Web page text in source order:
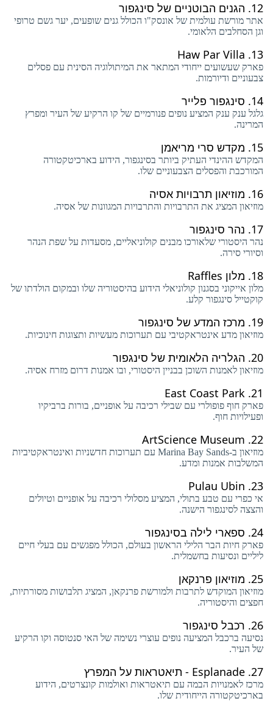
12. הגנים הבוטניים של סינגפור
אתר מורשת עולמית של אונסק"ו הכולל גנים שופעים, יער גשם טרופי
וגן הסחלבים הלאומי.
13.
Haw Par Villa
פארק שעשועים ייחודי המתאר את המיתולוגיה הסינית עם פסלים
צבעוניים ודיורמות.
14. סינגפור פלייר
גלגל ענק ענק המציע נופים פנורמיים של קו הרקיע של העיר ומפרץ
המרינה.
15. מקדש סרי מריאמן
המקדש ההינדי העתיק ביותר בסינגפור, הידוע בארכיטקטורה
המורכבת והפסלים הצבעוניים שלו.
16. מוזיאון תרבויות אסיה
מוזיאון המציג את התרבויות והתרבויות המגוונות של אסיה.
17. נהר סינגפור
נהר היסטורי שלאורכו מבנים קולוניאליים, מסעדות על שפת הנהר
וסיורי סירה.
18. מלון Raffles
מלון אייקוני בסגנון קולוניאלי הידוע בהיסטוריה שלו ובמקום הולדתו של
קוקטייל סינגפור קלע.
19. מרכז המדע של סינגפור
מוזיאון מדע אינטראקטיבי עם תערוכות מעשיות ותצוגות חינוכיות.
20. הגלריה הלאומית של סינגפור
מוזיאון לאמנות השוכן בבניין היסטורי, ובו אמנות דרום מזרח אסיה.
21.
East Coast Park
פארק חוף פופולרי עם שבילי רכיבה על אופניים, בורות ברביקיו
ופעילויות חוף.
22.
ArtScience Museum
מוזיאון ב-Marina Bay Sands עם תערוכות חדשניות ואינטראקטיביות
המשלבות אמנות ומדע.
23.
Pulau Ubin
אי כפרי עם טבע בתולי, המציע מסלולי רכיבה על אופניים וטיולים
והצצה לסינגפור הישנה.
24. ספארי לילה בסינגפור
פארק חיות הבר הלילי הראשון בעולם, הכולל מפגשים עם בעלי חיים
ליליים ונסיעות בחשמלית.
25. מוזיאון פרנקאן
מוזיאון המוקדש לתרבות ולמורשת פרנקאן, המציג תלבושות מסורתיות,
חפצים והיסטוריה.
26. רכבל סינגפור
נסיעה ברכבל המציעה נופים עוצרי נשימה של האי סנטוסה וקו הרקיע
של העיר.
27. Esplanade - תיאטראות על המפרץ
מרכז לאמנויות הבמה עם תיאטראות ואולמות קונצרטים, הידוע
בארכיטקטורה הייחודית שלו.